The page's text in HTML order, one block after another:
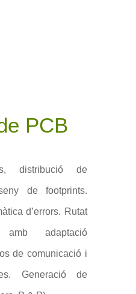
PCB
distribució de
de footprints.
d’errors. Rutat
amb adaptació
de comunicació i
Generació de